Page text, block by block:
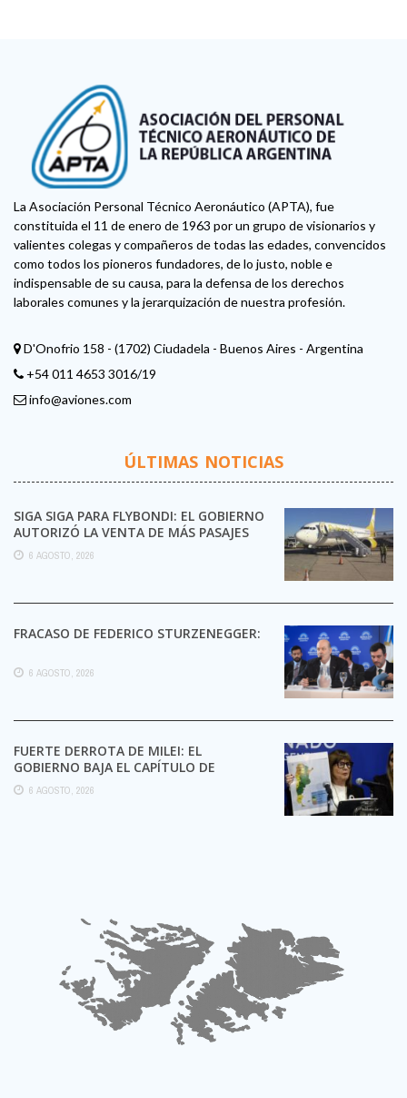
La Asociación Personal Técnico Aeronáutico (APTA), fue
constituida el 11 de enero de 1963 por un grupo de visionarios y
valientes colegas y compañeros de todas las edades, convencidos
como todos los pioneros fundadores, de lo justo, noble e
indispensable de su causa, para la defensa de los derechos
laborales comunes y la jerarquización de nuestra profesión.
D'Onofrio 158 - (1702) Ciudadela - Buenos Aires - Argentina
+54 011 4653 3016/19
info@aviones.com
ÚLTIMAS NOTICIAS
SIGA SIGA PARA FLYBONDI: EL GOBIERNO
AUTORIZÓ LA VENTA DE MÁS PASAJES
6 AGOSTO, 2026
FRACASO DE FEDERICO STURZENEGGER:
6 AGOSTO, 2026
FUERTE DERROTA DE MILEI: EL
GOBIERNO BAJA EL CAPÍTULO DE
EXTRANJERIZACIÓN DE TIERRAS
6 AGOSTO, 2026